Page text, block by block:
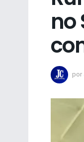
no
por